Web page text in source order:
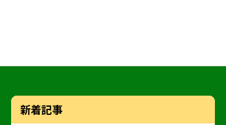
新着記事